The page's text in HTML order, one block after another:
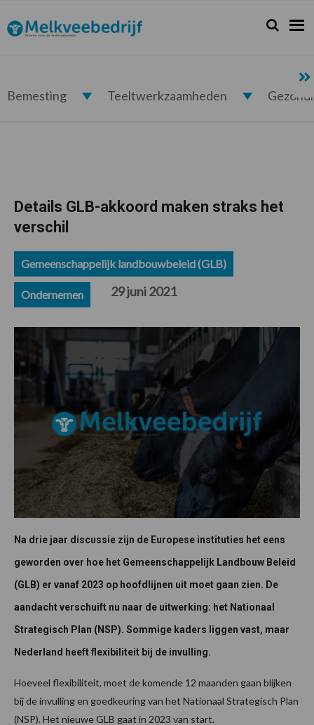
de
hoofdnavigatie
de
hoofd
de
eerste
de
voettekst
Melkveebedrijf.nl Zoeken...
Zoek
Bemesting Teeltwerkzaamheden
Details GLB-akkoord maken straks het
verschil
Gemeenschappelijk landbouwbeleid (GLB)
Ondernemen 29 juni 2021
Na drie jaar discussie zijn de Europese instituties het eens
geworden over hoe het Gemeenschappelijk Landbouw Beleid
(GLB) er vanaf 2023 op hoofdlijnen uit moet gaan zien. De
aandacht verschuift nu naar de uitwerking: het Nationaal
Strategisch Plan (NSP). Sommige kaders liggen vast, maar
Nederland heeft flexibiliteit bij de invulling.
Hoeveel flexibiliteit, moet de komende 12 maanden gaan blijken
bij de invulling en goedkeuring van het Nationaal Strategisch Plan
(NSP). Het nieuwe GLB gaat in 2023 van start.